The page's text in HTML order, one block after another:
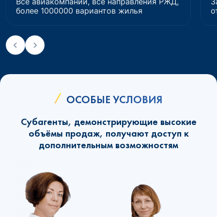
более 1000000 вариантов жилья
ОСОБЫЕ УСЛОВИЯ
Субагенты, демонстрирующие высокие
объёмы продаж, получают доступ к
дополнительным возможностям